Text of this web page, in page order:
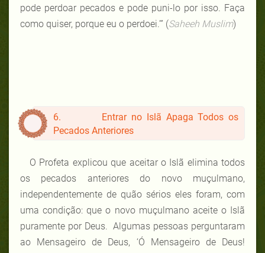
pode perdoar pecados e pode puni-lo por isso. Faça
como quiser, porque eu o perdoei.’” (Saheeh Muslim)
6. Entrar no Islã Apaga Todos os
Pecados Anteriores
O Profeta explicou que aceitar o Islã elimina todos
os pecados anteriores do novo muçulmano,
independentemente de quão sérios eles foram, com
uma condição: que o novo muçulmano aceite o Islã
puramente por Deus. Algumas pessoas perguntaram
ao Mensageiro de Deus, ‘Ó Mensageiro de Deus!